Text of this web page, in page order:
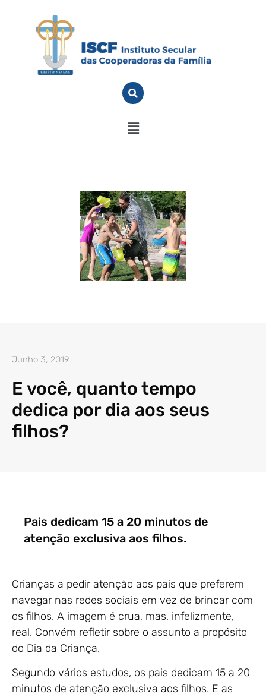
Junho 3, 2019
E você, quanto tempo
dedica por dia aos seus
filhos?
Pais dedicam 15 a 20 minutos de
atenção exclusiva aos filhos.
Crianças a pedir atenção aos pais que preferem
navegar nas redes sociais em vez de brincar com
os filhos. A imagem é crua, mas, infelizmente,
real. Convém refletir sobre o assunto a propósito
do Dia da Criança.
Segundo vários estudos, os pais dedicam 15 a 20
minutos de atenção exclusiva aos filhos. E as